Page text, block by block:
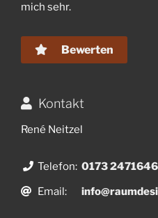
mich sehr.
Bewerten
Kontakt
René Neitzel
Telefon: 0173 2471646
Email: